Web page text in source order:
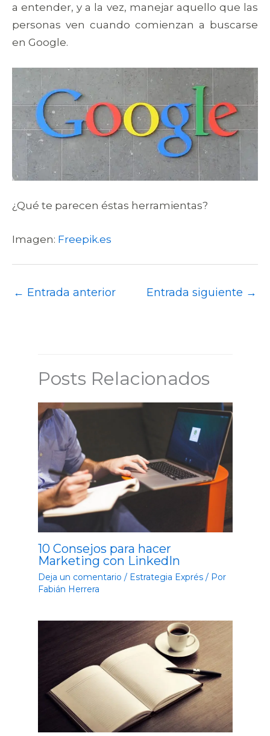
a entender, y a la vez, manejar aquello que las
personas ven cuando comienzan a buscarse
en Google.
¿Qué te parecen éstas herramientas?
Imagen: Freepik.es
← Entrada anterior Entrada siguiente →
Posts Relacionados
10 Consejos para hacer
Marketing con LinkedIn
Deja un comentario / Estrategia Exprés/ Por
Fabián Herrera